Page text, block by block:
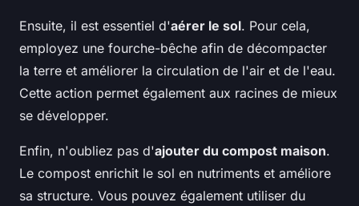
Ensuite, il est essentiel d'aérer le sol. Pour cela,
employez une fourche-bêche afin de décompacter
la terre et améliorer la circulation de l'air et de l'eau.
Cette action permet également aux racines de mieux
se développer.
Enfin, n'oubliez pas d'ajouter du compost maison.
Le compost enrichit le sol en nutriments et améliore
sa structure. Vous pouvez également utiliser du